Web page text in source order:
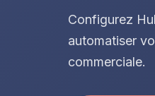
Configurez
automatiser
commerciale.